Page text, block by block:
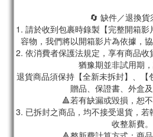
🔄 缺件／退換貨
1. 請於收到包裹時錄製【完整開箱
容物，我們將以開箱影片為依據，
2. 依消費者保護法規定，享有商品收
猶豫期並非試用期，
退貨商品須保持【全新未拆封】、【
贈品、保證書、外盒及
🔺若有缺漏或毀損，恕
3. 已拆封之商品，均不接受退貨，
收整新費。